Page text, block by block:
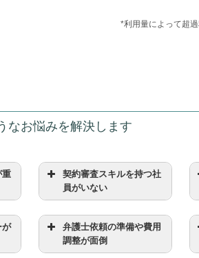
*利用量によって超
なお悩みを解決します
重
契約審査スキルを持つ社
員がいない
が
弁護士依頼の準備や費用
調整が面倒